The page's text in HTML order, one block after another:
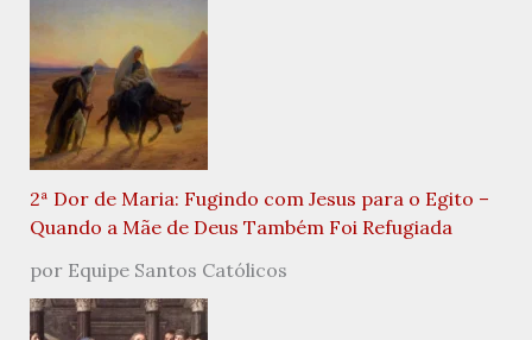
2ª Dor de Maria: Fugindo com Jesus para o Egito –
Quando a Mãe de Deus Também Foi Refugiada
por Equipe Santos Católicos